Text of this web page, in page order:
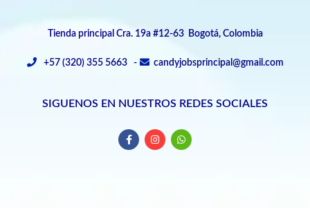
Tienda principal Cra. 19a #12-63 Bogotá, Colombia
+57 (320) 355 5663 - candyjobsprincipal@gmail.com
SIGUENOS EN NUESTROS REDES SOCIALES